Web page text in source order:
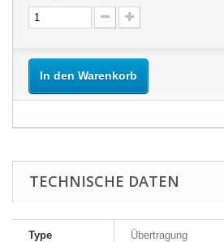
In den Warenkorb
TECHNISCHE DATEN
Type Übertragung